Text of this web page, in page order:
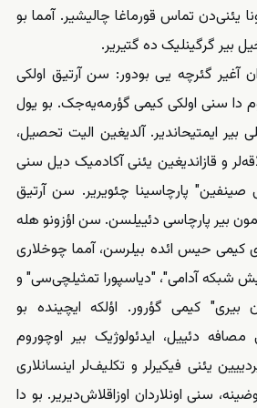
یئنی‌دن تماس قورماغا چالیشیر. آمما بو
بیر گرگینلیک ده گتیریر.
آغیر گئرچه یی بودور: سن آرتیق اولکی
دا سنی اولکی کیمی گؤرمه‌یه‌جک. بو یول
بیر ایمتیحاندیر. آلدیغین الیت تحصیل،
و قازاندیغین یئنی آکادمیک دیل سنی
صینفین" پارچاسینا چئویریر. سن آرتیق
بیر پارچاسی دئییلسن. سن اؤزونو هله
کیمی حیس ائده بیلرسن، آمما چوخلاری
شبکه آدامی"، "دیاسپورا تمثیلچی‌سی" و
بیری" کیمی گؤرور. اؤلکه ایچینده بو
دئییل، ایدئولوژیک بیر اوچوروم
یئنی فیکیرلر و تکلیف‌لر اینسانلاری
سنی اونلاردان اوزاقلاش‌دیریر. بو دا